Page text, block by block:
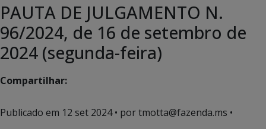
PAUTA DE JULGAMENTO N.
96/2024, de 16 de setembro de
2024 (segunda-feira)
Compartilhar:
Publicado em 12 set 2024• por tmotta@fazenda.ms •